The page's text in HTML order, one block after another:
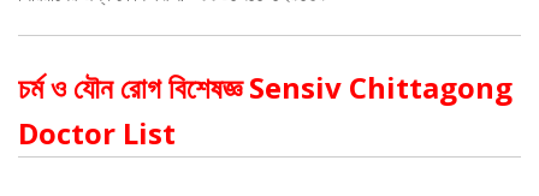
চর্ম ও যৌন রোগ বিশেষজ্ঞ Sensiv Chittagong
Doctor List